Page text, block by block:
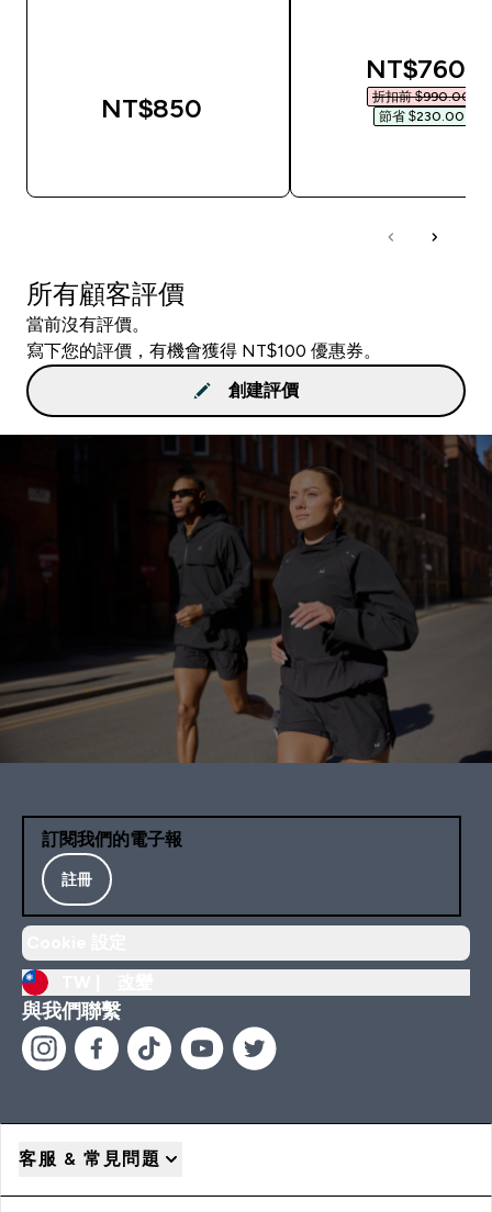
NT$850‎
NT$760‎
折扣前 $990.00‎
節省 $230.00‎
所有顧客評價
當前沒有評價。
寫下您的評價，有機會獲得 NT$100 優惠券。
創建評價
訂閱我們的電子報
註冊
與我們聯繫
客服 & 常見問題